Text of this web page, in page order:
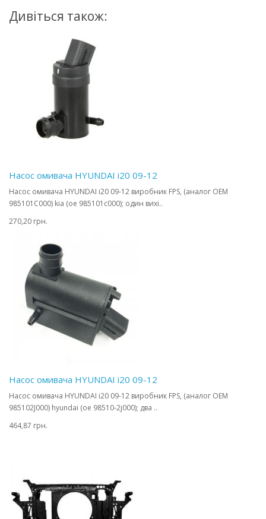
Дивіться також:
Насос омивача HYUNDAI i20 09-12
Насос омивача HYUNDAI i20 09-12 виробник FPS, (аналог OEM
985101C000) kia (oe 985101c000); один вихі..
270,20 грн.
Насос омивача HYUNDAI i20 09-12
Насос омивача HYUNDAI i20 09-12 виробник FPS, (аналог OEM
985102J000) hyundai (oe 98510-2j000); два ..
464,87 грн.